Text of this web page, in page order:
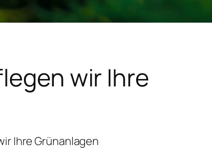
wir Ihre
Ihre Grünanlagen